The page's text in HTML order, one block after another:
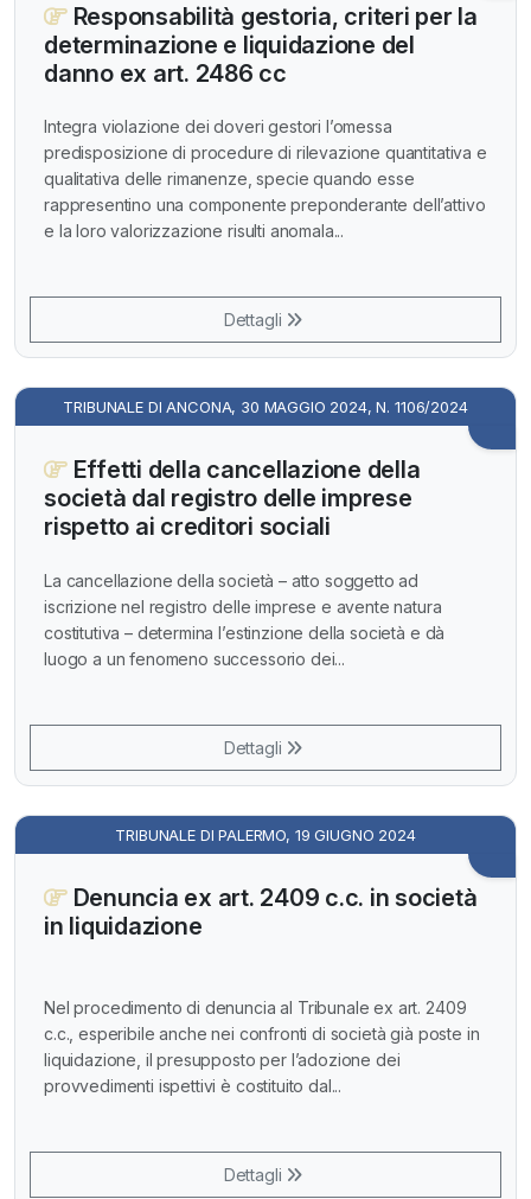
Responsabilità gestoria, criteri per la
determinazione e liquidazione del
danno ex art. 2486 cc
Integra violazione dei doveri gestori l’omessa
predisposizione di procedure di rilevazione quantitativa e
qualitativa delle rimanenze, specie quando esse
rappresentino una componente preponderante dell’attivo
e la loro valorizzazione risulti anomala...
Dettagli
TRIBUNALE DI ANCONA, 30 MAGGIO 2024, N. 1106/2024
Effetti della cancellazione della
società dal registro delle imprese
rispetto ai creditori sociali
La cancellazione della società – atto soggetto ad
iscrizione nel registro delle imprese e avente natura
costitutiva – determina l’estinzione della società e dà
luogo a un fenomeno successorio dei...
Dettagli
TRIBUNALE DI PALERMO, 19 GIUGNO 2024
Denuncia ex art. 2409 c.c. in società
in liquidazione
Nel procedimento di denuncia al Tribunale ex art. 2409
c.c., esperibile anche nei confronti di società già poste in
liquidazione, il presupposto per l’adozione dei
provvedimenti ispettivi è costituito dal...
Dettagli